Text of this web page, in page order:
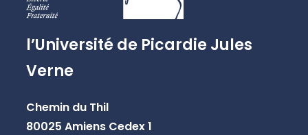
l’Université de Picardie Jules
Verne
Chemin du Thil
80025 Amiens Cedex 1